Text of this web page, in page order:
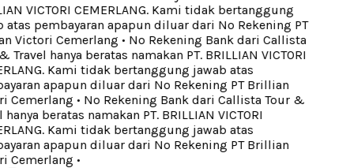
VICTORI CEMERLANG. Kami tidak bertanggung
pembayaran apapun diluar dari No Rekening PT
Victori Cemerlang• No Rekening Bank dari Callista
Travel hanya beratas namakan PT. BRILLIAN VICTORI
Kami tidak bertanggung jawab atas
apapun diluar dari No Rekening PT Brillian
Cemerlang• No Rekening Bank dari Callista Tour &
beratas namakan PT. BRILLIAN VICTORI
Kami tidak bertanggung jawab atas
apapun diluar dari No Rekening PT Brillian
Cemerlang•